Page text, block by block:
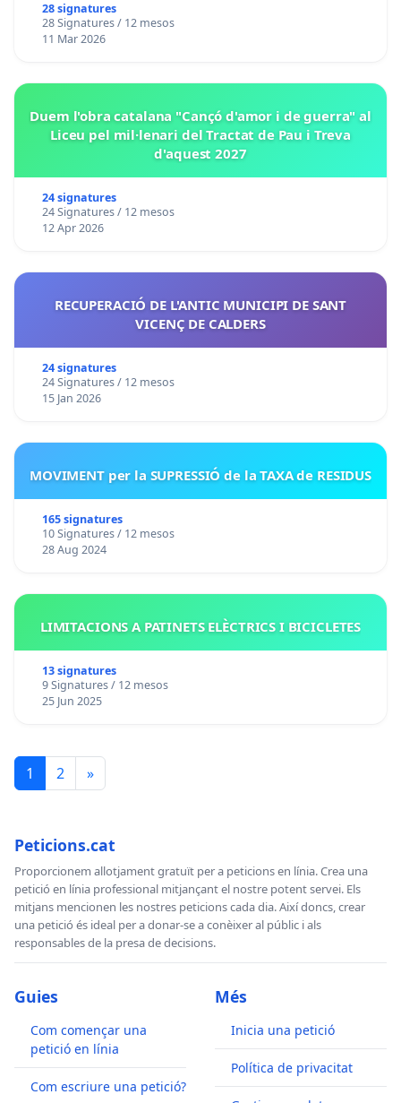
28 signatures
28 Signatures / 12 mesos
11 Mar 2026
Duem l'obra catalana "Cançó d'amor i de guerra" al
Liceu pel mil·lenari del Tractat de Pau i Treva
d'aquest 2027
24 signatures
24 Signatures / 12 mesos
12 Apr 2026
RECUPERACIÓ DE L'ANTIC MUNICIPI DE SANT
VICENÇ DE CALDERS
24 signatures
24 Signatures / 12 mesos
15 Jan 2026
MOVIMENT per la SUPRESSIÓ de la TAXA de RESIDUS
165 signatures
10 Signatures / 12 mesos
28 Aug 2024
LIMITACIONS A PATINETS ELÈCTRICS I BICICLETES
13 signatures
9 Signatures / 12 mesos
25 Jun 2025
1 2 »
Peticions.cat
Proporcionem allotjament gratuït per a peticions en línia. Crea una
petició en línia professional mitjançant el nostre potent servei. Els
mitjans mencionen les nostres peticions cada dia. Així doncs, crear
una petició és ideal per a donar-se a conèixer al públic i als
responsables de la presa de decisions.
Guies
Com començar una
petició en línia
Com escriure una petició?
Més
Inicia una petició
Política de privacitat